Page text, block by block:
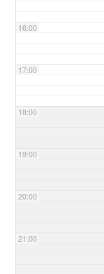
16:00
17:00
18:00
19:00
20:00
21:00